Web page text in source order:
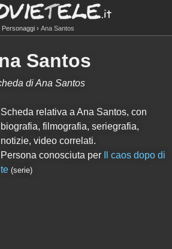
Personaggi Ana Santos
Santos
di Ana Santos
Scheda relativa a Ana Santos, con
biografia, filmografia, seriegrafia,
notizie, video correlati.
Persona conosciuta per
Il caos dopo di
te (serie)